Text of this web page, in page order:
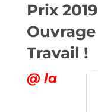
Prix
Travail !
@ la